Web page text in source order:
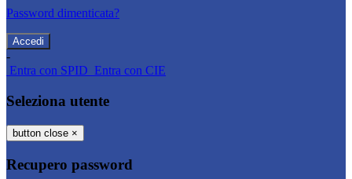
Password dimenticata?
-
Entra con SPID Entra con CIE
Seleziona utente
button close ×
Recupero password